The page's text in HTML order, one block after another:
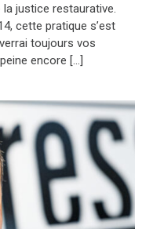
justice restaurative.
cette pratique s’est
toujours vos
encore […]